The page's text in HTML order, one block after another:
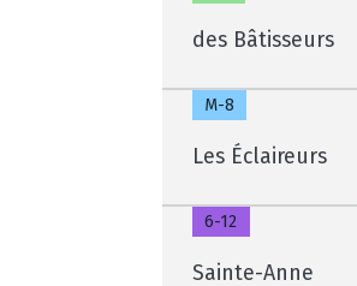
des Bâtisseurs
M-8
Les Éclaireurs
6-12
Sainte-Anne